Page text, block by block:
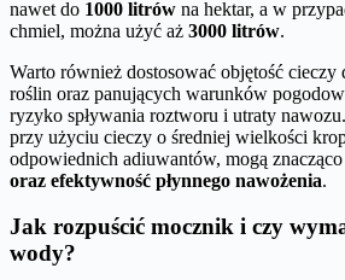
nawet do 1000 litrów na hektar, a w
chmiel, można użyć aż 3000 litrów.
Warto również dostosować objętość
roślin oraz panujących warunków
ryzyko spływania roztworu i utraty
przy użyciu cieczy o średniej wielkości
odpowiednich adiuwantów, mogą
oraz efektywność płynnego nawożenia.
Jak rozpuścić mocznik i czy
wody?